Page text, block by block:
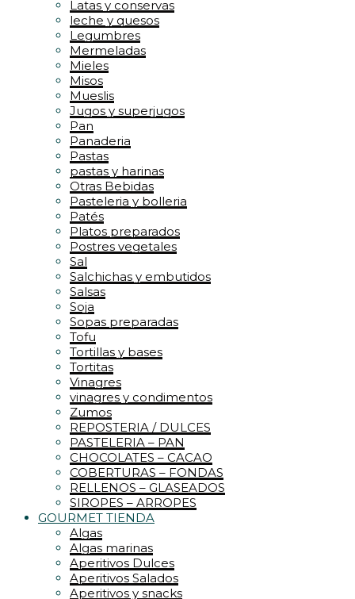
Latas y conservas
leche y quesos
Legumbres
Mermeladas
Mieles
Misos
Mueslis
Jugos y superjugos
Pan
Panaderia
Pastas
pastas y harinas
Otras Bebidas
Pasteleria y bolleria
Patés
Platos preparados
Postres vegetales
Sal
Salchichas y embutidos
Salsas
Soja
Sopas preparadas
Tofu
Tortillas y bases
Tortitas
Vinagres
vinagres y condimentos
Zumos
REPOSTERIA / DULCES
PASTELERIA – PAN
CHOCOLATES – CACAO
COBERTURAS – FONDAS
RELLENOS – GLASEADOS
SIROPES – ARROPES
GOURMET TIENDA
Algas
Algas marinas
Aperitivos Dulces
Aperitivos Salados
Aperitivos y snacks